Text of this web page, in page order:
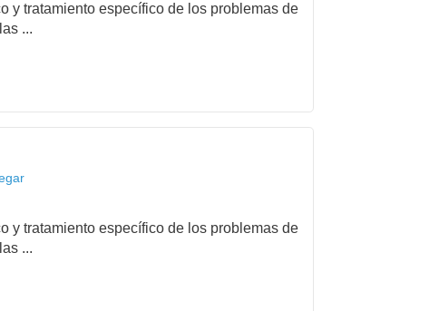
y tratamiento específico de los problemas de
...
y tratamiento específico de los problemas de
...